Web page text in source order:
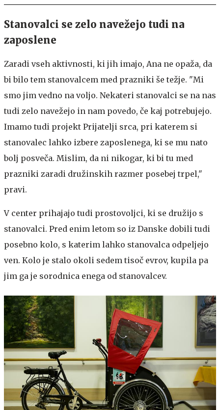
Stanovalci se zelo navežejo tudi na
zaposlene
Zaradi vseh aktivnosti, ki jih imajo, Ana ne opaža, da
bi bilo tem stanovalcem med prazniki še težje. "Mi
smo jim vedno na voljo. Nekateri stanovalci se na nas
tudi zelo navežejo in nam povedo, če kaj potrebujejo.
Imamo tudi projekt Prijatelji srca, pri katerem si
stanovalec lahko izbere zaposlenega, ki se mu nato
bolj posveča. Mislim, da ni nikogar, ki bi tu med
prazniki zaradi družinskih razmer posebej trpel,"
pravi.
V center prihajajo tudi prostovoljci, ki se družijo s
stanovalci. Pred enim letom so iz Danske dobili tudi
posebno kolo, s katerim lahko stanovalca odpeljejo
ven. Kolo je stalo okoli sedem tisoč evrov, kupila pa
jim ga je sorodnica enega od stanovalcev.